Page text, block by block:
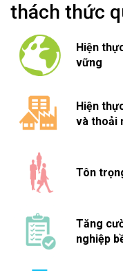
thách thức
Hiện
vững
Hiện
và thoải
Tôn
Tăng
nghiệp